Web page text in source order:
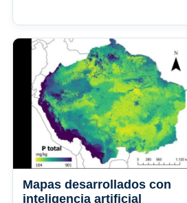
Mapas desarrollados con
inteligencia artificial